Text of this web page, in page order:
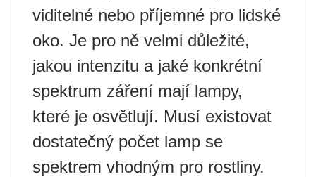
viditelné nebo příjemné pro lidské
oko. Je pro ně velmi důležité,
jakou intenzitu a jaké konkrétní
spektrum záření mají lampy,
které je osvětlují. Musí existovat
dostatečný počet lamp se
spektrem vhodným pro rostliny.